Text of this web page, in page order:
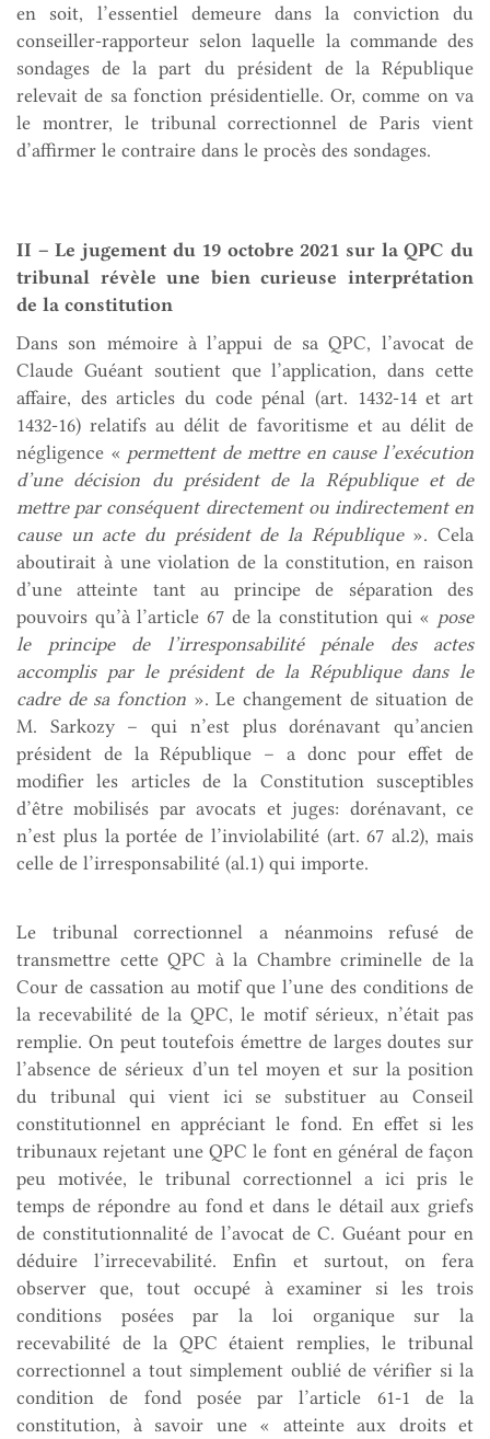
en soit, l’essentiel demeure dans la conviction du
conseiller-rapporteur selon laquelle la commande des
sondages de la part du président de la République
relevait de sa fonction présidentielle. Or, comme on va
le montrer, le tribunal correctionnel de Paris vient
d’affirmer le contraire dans le procès des sondages.
II – Le jugement du 19 octobre 2021 sur la QPC du
tribunal révèle une bien curieuse interprétation
de la constitution
Dans son mémoire à l’appui de sa QPC, l’avocat de
Claude Guéant soutient que l’application, dans cette
affaire, des articles du code pénal (art. 1432-14 et art
1432-16) relatifs au délit de favoritisme et au délit de
négligence « permettent de mettre en cause l’exécution
d’une décision du président de la République et de
mettre par conséquent directement ou indirectement en
cause un acte du président de la République». Cela
aboutirait à une violation de la constitution, en raison
d’une atteinte tant au principe de séparation des
pouvoirs qu’à l’article 67 de la constitution qui « pose
le principe de l’irresponsabilité pénale des actes
accomplis par le président de la République dans le
cadre de sa fonction ». Le changement de situation de
M. Sarkozy – qui n’est plus dorénavant qu’ancien
président de la République – a donc pour effet de
modifier les articles de la Constitution susceptibles
d’être mobilisés par avocats et juges: dorénavant, ce
n’est plus la portée de l’inviolabilité (art. 67 al.2), mais
celle de l’irresponsabilité (al.1) qui importe.
Le tribunal correctionnel a néanmoins refusé de
transmettre cette QPC à la Chambre criminelle de la
Cour de cassation au motif que l’une des conditions de
la recevabilité de la QPC, le motif sérieux, n’était pas
remplie. On peut toutefois émettre de larges doutes sur
l’absence de sérieux d’un tel moyen et sur la position
du tribunal qui vient ici se substituer au Conseil
constitutionnel en appréciant le fond. En effet si les
tribunaux rejetant une QPC le font en général de façon
peu motivée, le tribunal correctionnel a ici pris le
temps de répondre au fond et dans le détail aux griefs
de constitutionnalité de l’avocat de C. Guéant pour en
déduire l’irrecevabilité. Enfin et surtout, on fera
observer que, tout occupé à examiner si les trois
conditions posées par la loi organique sur la
recevabilité de la QPC étaient remplies, le tribunal
correctionnel a tout simplement oublié de vérifier si la
condition de fond posée par l’article 61-1 de la
constitution, à savoir une « atteinte aux droits et